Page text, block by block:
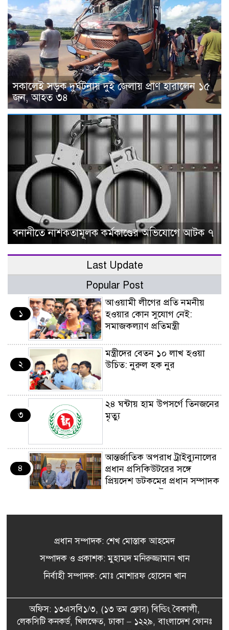
সকালেই সড়ক দুর্ঘটনায় দুই জেলায় প্রাণ হারালেন ১৫
জন, আহত ৩৪
বনানীতে নাশকতামূলক কর্মকাণ্ডের অভিযোগে আটক ৭
Last Update
Popular Post
১
আওয়ামী লীগের প্রতি নমনীয়
হওয়ার কোন সুযোগ নেই:
সমাজকল্যাণ প্রতিমন্ত্রী
২
মন্ত্রীদের বেতন ১০ লাখ হওয়া
উচিত: নুরুল হক নুর
৩
২৪ ঘন্টায় হাম উপসর্গে তিনজনের
মৃত্যু
৪
আন্তর্জাতিক অপরাধ ট্রাইব্যুনালের
প্রধান প্রসিকিউটরের সঙ্গে
প্রিয়দেশ ডটকমের প্রধান সম্পাদক
ও সম্পাদকের সৌজন্য সাক্ষাৎ
সকালেই সড়ক দুর্ঘটনায় দুই
আহত ৩৪
বনানীতে নাশকতামূলক
কর্মকাণ্ডের অভিযোগে আটক ৭
৭
নারায়ণগঞ্জে গ্যাস লিকেজ থেকে
বিস্ফোরণ, একই পরিবারের দগ্ধ
প্রধান সম্পাদক: শেখ মোস্তাক আহমেদ
সম্পাদক ও প্রকাশক: মুহাম্মদ মনিরুজ্জামান খান
নির্বাহী সম্পাদক: মোঃ মোশারফ হোসেন খান
অফিস: ১৩এসবি১/৩, (১৩ তম ফ্লোর) বিল্ডিং বৈকালী,
লেকসিটি কনকর্ড, খিলক্ষেত, ঢাকা – ১২২৯, বাংলাদেশ ফোনঃ